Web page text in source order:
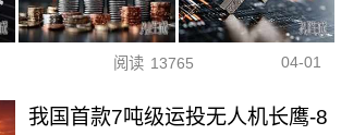
阅读 13765 04-01
我国首款7吨级运投无人机长鹰-8